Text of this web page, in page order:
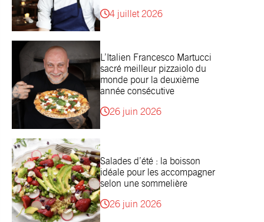
4 juillet 2026
L’Italien Francesco Martucci
sacré meilleur pizzaiolo du
monde pour la deuxième
année consécutive
26 juin 2026
Salades d’été : la boisson
idéale pour les accompagner
selon une sommelière
26 juin 2026